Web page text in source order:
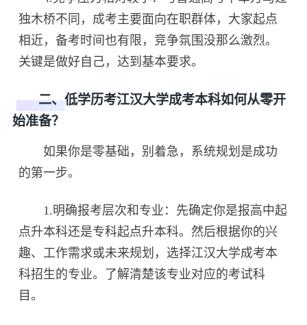
独木桥不同，成考主要面向在职群体，大家起点
相近，备考时间也有限，竞争氛围没那么激烈。
关键是做好自己，达到基本要求。
二、低学历考江汉大学成考本科如何从零开
始准备？
如果你是零基础，别着急，系统规划是成功
的第一步。
1.明确报考层次和专业：先确定你是报高中起
点升本科还是专科起点升本科。然后根据你的兴
趣、工作需求或未来规划，选择江汉大学成考本
科招生的专业。了解清楚该专业对应的考试科
目。